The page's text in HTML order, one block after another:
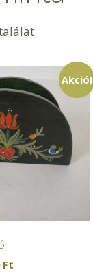
Akció!
Ft